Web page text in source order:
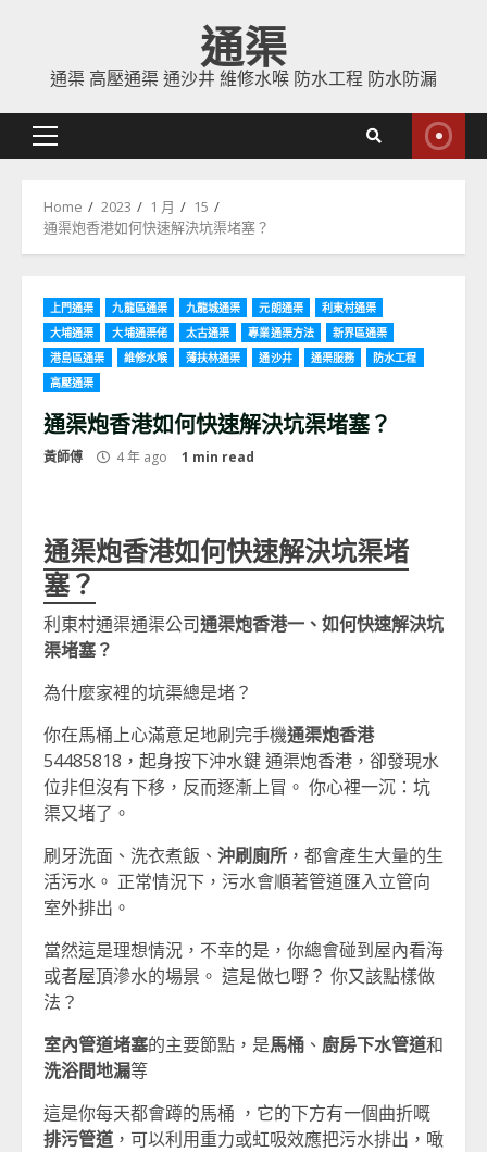
content
通渠
通渠 高壓通渠 通沙井 維修水喉 防水工程 防水防漏
Primary
Home 2023 1 月
15
通渠炮香港如何快速解決坑渠堵塞？
上門通渠 九龍區通渠 九龍城通渠 元朗通渠
利東村通渠
大埔通渠
大埔通渠佬 太古通渠 專業通渠方法
新界區通渠
港島區通渠
維修水喉 薄扶林通渠 通沙井 通渠服務
防水工程
高壓通渠
通渠炮香港如何快速解決坑渠堵塞？
黃師傅 4 年 ago 1 min read
通渠炮香港如何快速解決坑渠堵
塞？
利東村通渠通渠公司通渠炮香港一、如何快速解決坑
渠堵塞？
為什麼家裡的坑渠總是堵？
你在馬桶上心滿意足地刷完手機通渠炮香港
54485818，起身按下沖水鍵 通渠炮香港，卻發現水
位非但沒有下移，反而逐漸上冒。 你心裡一沉：坑
渠又堵了。
刷牙洗面、洗衣煮飯、 沖刷廁所 ，都會產生大量的生
活污水。 正常情況下，污水會順著管道匯入立管向
室外排出。
當然這是理想情況，不幸的是，你總會碰到屋內看海
或者屋頂滲水的場景。 這是做乜嘢？ 你又該點樣做
法？
室內管道堵塞的主要節點，是馬桶 、 廚房下水管道和
洗浴間地漏等
這是你每天都會蹲的馬桶 ，它的下方有一個曲折嘅
排污管道 ，可以利用重力或虹吸效應把污水排出，噉